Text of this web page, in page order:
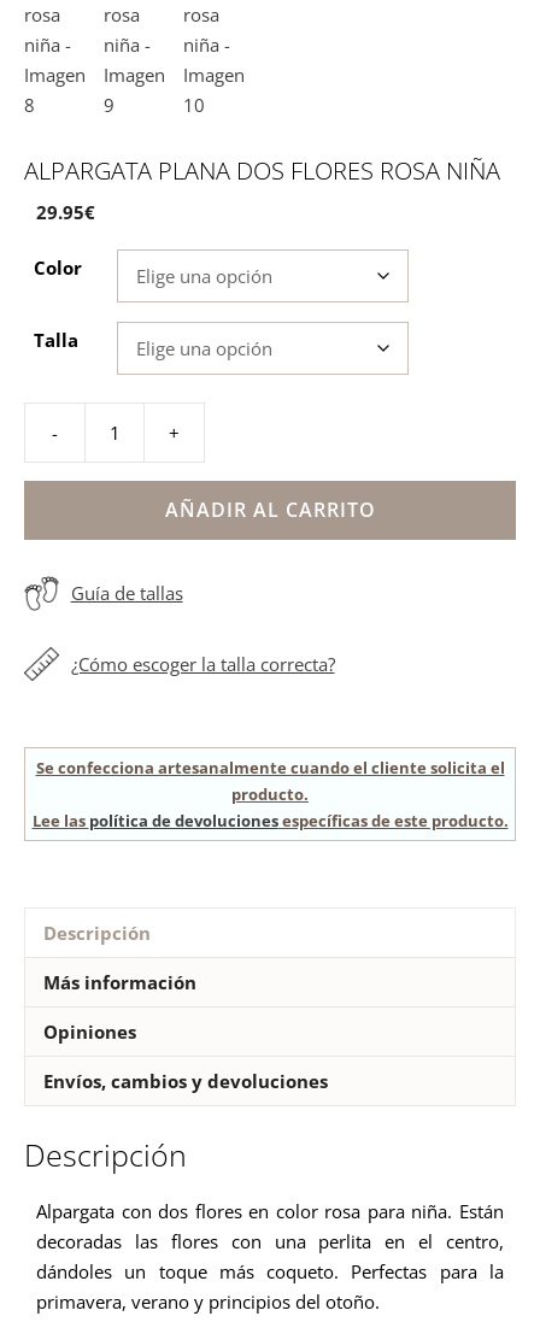
ALPARGATA PLANA DOS FLORES ROSA NIÑA
29.95€
Color
Talla
-
plana
dos
flores
+
AÑADIR AL CARRITO
Guía de tallas
¿Cómo escoger la talla correcta?
Se confecciona artesanalmente cuando el cliente solicita el
producto.
Lee las política de devolucionesespecíficas de este producto.
Descripción
Más información
Opiniones
Envíos, cambios y devoluciones
Descripción
Alpargata con dos flores en color rosa para niña. Están
decoradas las flores con una perlita en el centro,
dándoles un toque más coqueto. Perfectas para la
primavera, verano y principios del otoño.